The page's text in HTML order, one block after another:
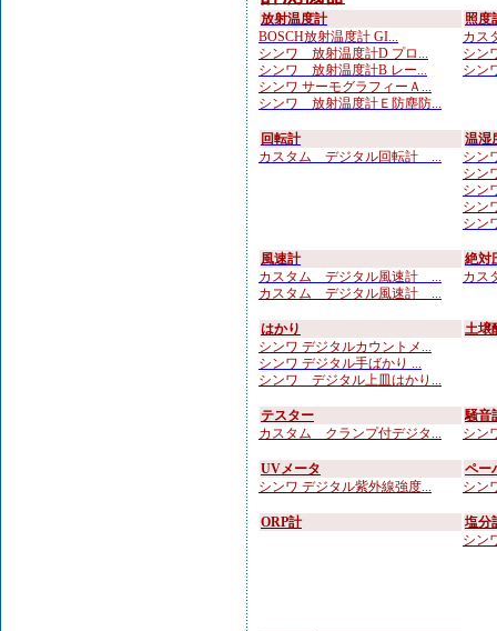
放射温度計
BOSCH放射温度計 GI...
シンワ 放射温度計D プロ...
シンワ 放射温度計B レー...
シンワ サーモグラフィーＡ...
シンワ 放射温度計Ｅ防塵防...
照度
カス
シン
シン
回転計
カスタム デジタル回転計 ...
温湿
シン
シン
シン
シン
シン
風速計
カスタム デジタル風速計 ...
カスタム デジタル風速計 ...
絶対
カス
はかり
シンワ デジタルカウントメ...
シンワ デジタル手ばかり ...
シンワ デジタル上皿はかり...
土壌
テスター
カスタム クランプ付デジタ...
騒音
シン
UVメータ
シンワ デジタル紫外線強度...
ペー
シン
ORP計
塩分
シン